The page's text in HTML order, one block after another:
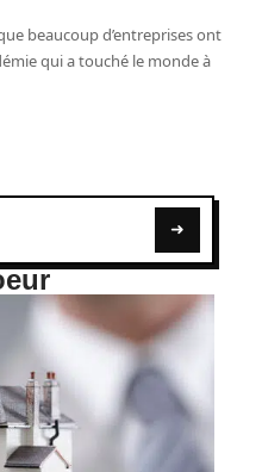
beaucoup d’entreprises ont
qui a touché le monde à